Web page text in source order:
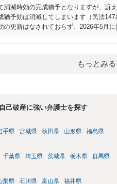
消滅時効の完成猶予となりますが、訴
猶予効は消滅してしまいます（民法
の更新はなされておらず、2026年5月
利益喪失日（通常は所定の分割の支払
いう契約になっている）ですので、時
もっとみる
己破産に強い弁護士を探す
手県 宮城県 秋田県 山形県 福島県
千葉県 埼玉県 茨城県 栃木県 群馬県
梨県 石川県 富山県 福井県